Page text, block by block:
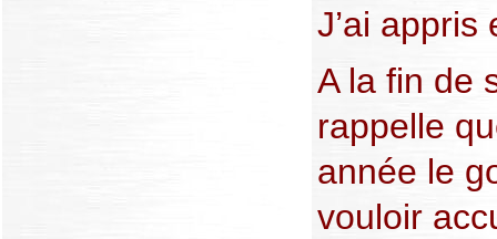
J’ai appris
A la fin de
rappelle
année le
vouloir